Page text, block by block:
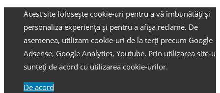
Acest site folosește cookie-uri pentru a vă îmbunătăți și
personaliza experiența și pentru a afișa reclame. De
asemenea, utilizam cookie-uri de la terți precum Google
Adsense, Google Analytics, Youtube. Prin utilizarea site-
sunteți de acord cu utilizarea cookie-urilor.
De acord